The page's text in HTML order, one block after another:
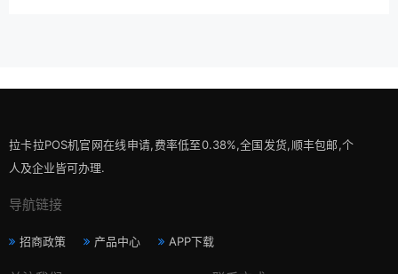
拉卡拉POS机官网在线申请,费率低至0.38%,全国发货,顺丰包邮,个
人及企业皆可办理.
导航链接
招商政策 产品中心 APP下载